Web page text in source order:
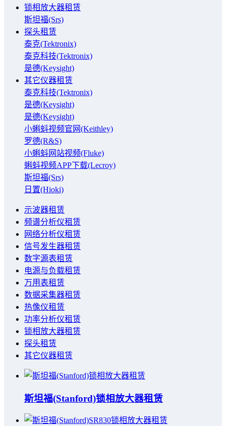
锁相放大器租赁
斯坦福(Srs)
探头租赁
泰克(Tektronix)
泰克科技(Tektronix)
是德(Keysight)
其它仪器租赁
泰克科技(Tektronix)
是德(Keysight)
是德(Keysight)
小蝌蚪视频官网(Keithley)
罗德(R&S)
小蝌蚪网站视频(Fluke)
蝌蚪视频APP下载(Lecroy)
斯坦福(Srs)
日置(Hioki)
示波器租赁
频谱分析仪租赁
网络分析仪租赁
信号发生器租赁
数字源表租赁
电源与负载租赁
万用表租赁
数据采集器租赁
热像仪租赁
功率分析仪租赁
锁相放大器租赁
探头租赁
其它仪器租赁
斯坦福(Stanford)锁相放大器租赁